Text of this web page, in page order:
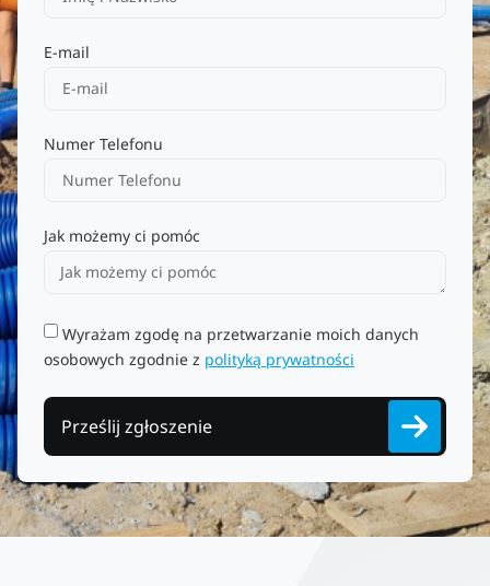
E-mail
Numer Telefonu
Jak możemy ci pomóc
Wyrażam zgodę na przetwarzanie moich danych
osobowych zgodnie z polityką prywatności
Prześlij zgłoszenie